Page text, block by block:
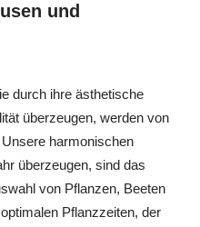
und
durch ihre ästhetische
überzeugen, werden von
harmonischen
überzeugen, sind das
von Pflanzen, Beeten
Pflanzzeiten, der